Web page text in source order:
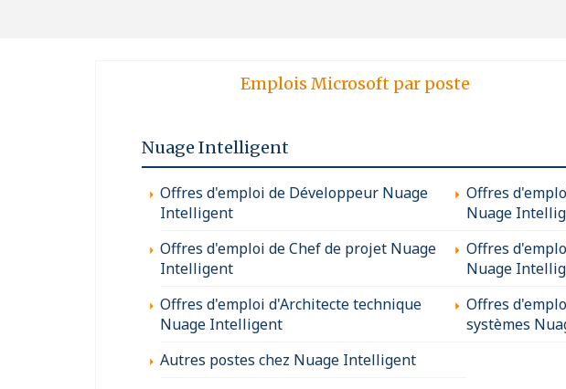
Emplois Microsoft par poste
Nuage Intelligent
Offres d'emploi de Développeur Nuage
Intelligent
Offres
Nuage
Offres d'emploi de Chef de projet Nuage
Intelligent
Offres
Nuage
Offres d'emploi d'Architecte technique
Nuage Intelligent
Offres
systèmes
Autres postes chez Nuage Intelligent